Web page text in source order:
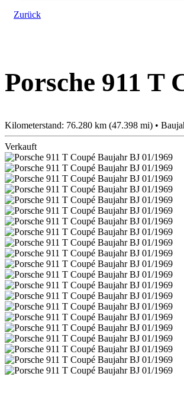
Zurück
Porsche 911 T
Kilometerstand: 76.280 km (47.398 mi) •
Verkauft